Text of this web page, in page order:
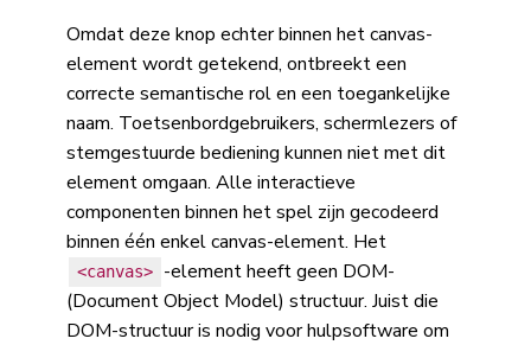
Omdat deze knop echter binnen het canvas-
element wordt getekend, ontbreekt een
correcte semantische rol en een toegankelijke
naam. Toetsenbordgebruikers, schermlezers of
stemgestuurde bediening kunnen niet met dit
element omgaan. Alle interactieve
componenten binnen het spel zijn gecodeerd
binnen één enkel canvas-element. Het
<canvas>
-element heeft geen DOM-
(Document Object Model) structuur. Juist die
DOM-structuur is nodig voor hulpsoftware om